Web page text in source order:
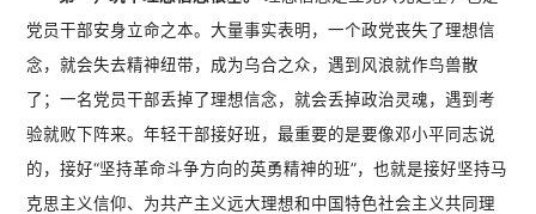
党员干部安身立命之本。大量事实表明，一个政党丧失了理想信
念，就会失去精神纽带，成为乌合之众，遇到风浪就作鸟兽散
了；一名党员干部丢掉了理想信念，就会丢掉政治灵魂，遇到考
验就败下阵来。年轻干部接好班，最重要的是要像邓小平同志说
的，接好“坚持革命斗争方向的英勇精神的班”，也就是接好坚持马
克思主义信仰、为共产主义远大理想和中国特色社会主义共同理